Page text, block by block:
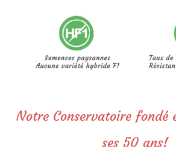
Notre Conservatoire fondé
ses 50 ans!